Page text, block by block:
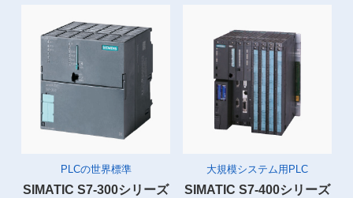
PLCの世界標準
SIMATIC S7-300シリーズ
大規模システム用PLC
SIMATIC S7-400シリーズ